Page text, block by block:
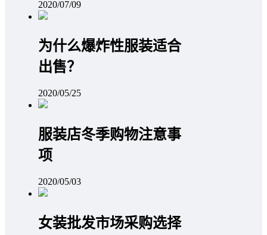
2020/07/09
为什么爆炸性服装适合
出售？
2020/05/25
服装店冬季购物注意事
项
2020/05/03
女装批发市场采购选择